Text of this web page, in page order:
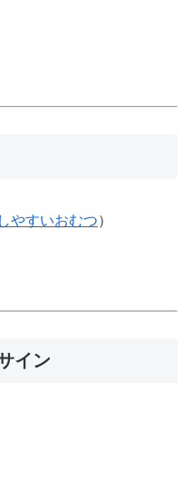
やすいおむつ）
イン